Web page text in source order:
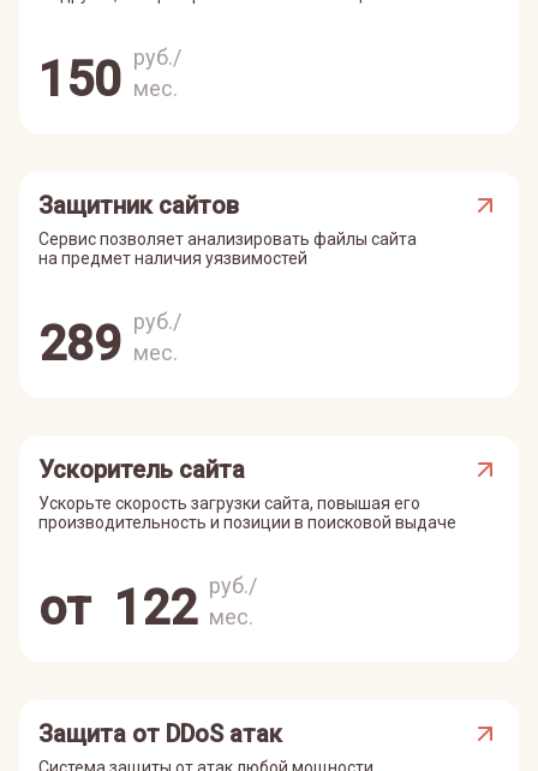
150 руб./
мес.
Защитник сайтов
Сервис позволяет анализировать файлы сайта
на предмет наличия уязвимостей
289 руб./
мес.
Ускоритель сайта
Ускорьте скорость загрузки сайта, повышая его
производительность и позиции в поисковой выдаче
от 122 руб./
мес.
Защита от DDoS атак